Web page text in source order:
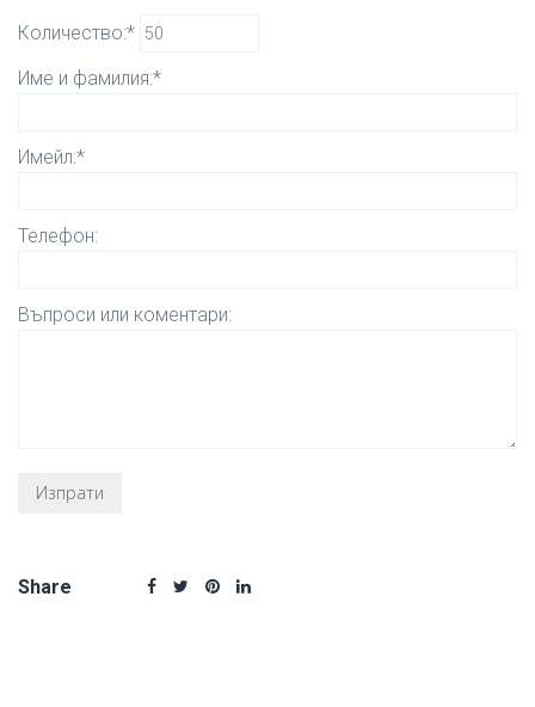
Количество:*
Име и фамилия:*
Имейл:*
Телефон:
Въпроси или коментари:
Share